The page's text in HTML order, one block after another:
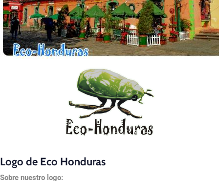
Logo de Eco Honduras
Sobre nuestro logo: